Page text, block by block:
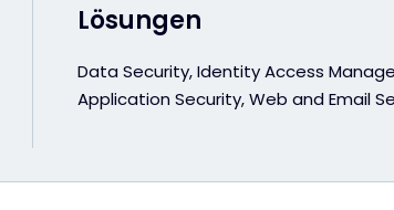
Lösungen
Data Security, Identity Access
Application Security, Web and Email